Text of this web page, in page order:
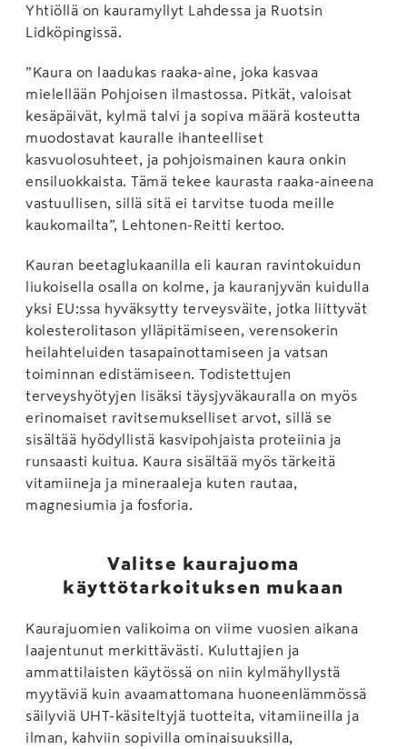
Yhtiöllä on kauramyllyt Lahdessa ja Ruotsin
Lidköpingissä.
”Kaura on laadukas raaka-aine, joka kasvaa
mielellään Pohjoisen ilmastossa. Pitkät, valoisat
kesäpäivät, kylmä talvi ja sopiva määrä kosteutta
muodostavat kauralle ihanteelliset
kasvuolosuhteet, ja pohjoismainen kaura onkin
ensiluokkaista. Tämä tekee kaurasta raaka-aineena
vastuullisen, sillä sitä ei tarvitse tuoda meille
kaukomailta”, Lehtonen-Reitti kertoo.
Kauran beetaglukaanilla eli kauran ravintokuidun
liukoisella osalla on kolme, ja kauranjyvän kuidulla
yksi EU:ssa hyväksytty terveysväite, jotka liittyvät
kolesterolitason ylläpitämiseen, verensokerin
heilahteluiden tasapainottamiseen ja vatsan
toiminnan edistämiseen. Todistettujen
terveyshyötyjen lisäksi täysjyväkauralla on myös
erinomaiset ravitsemukselliset arvot, sillä se
sisältää hyödyllistä kasvipohjaista proteiinia ja
runsaasti kuitua. Kaura sisältää myös tärkeitä
vitamiineja ja mineraaleja kuten rautaa,
magnesiumia ja fosforia.
Valitse kaurajuoma
käyttötarkoituksen mukaan
Kaurajuomien valikoima on viime vuosien aikana
laajentunut merkittävästi. Kuluttajien ja
ammattilaisten käytössä on niin kylmähyllystä
myytäviä kuin avaamattomana huoneenlämmössä
säilyviä UHT-käsiteltyjä tuotteita, vitamiineilla ja
ilman, kahviin sopivilla ominaisuuksilla,